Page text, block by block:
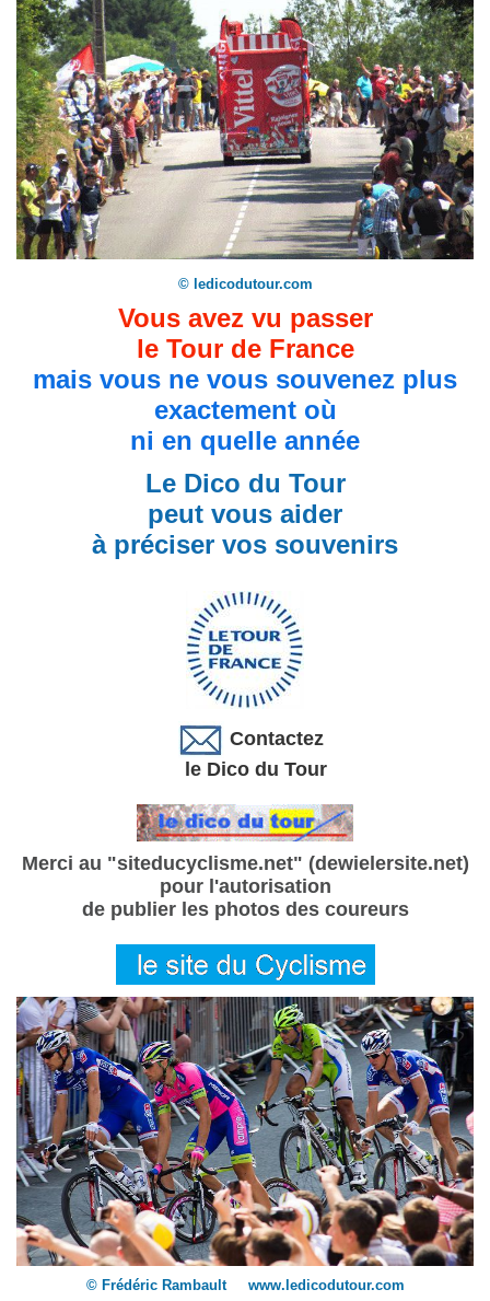
© ledicodutour.com
Vous avez vu passer
le Tour de France
mais vous ne vous souvenez plus
exactement où
ni en quelle année
Le Dico du Tour
peut vous aider
à préciser vos souvenirs
Contactez
le Dico du Tour
Merci au "siteducyclisme.net" (dewielersite.net)
pour l'autorisation
de publier les photos des coureurs
© Frédéric Rambault www.ledicodutour.com